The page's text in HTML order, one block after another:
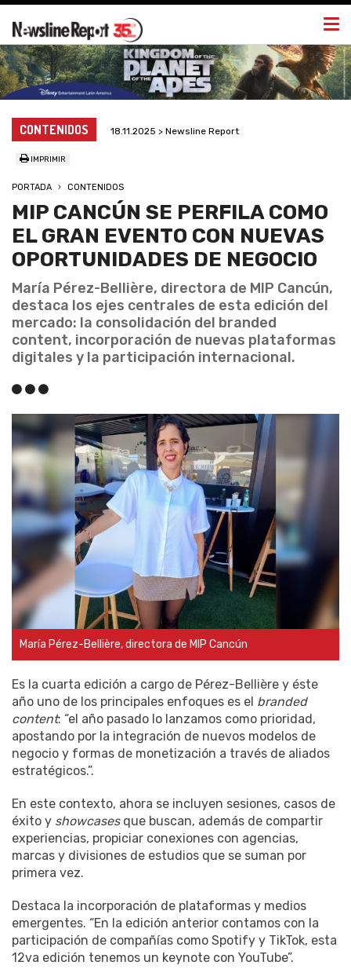
CONTENIDOS 18.11.2025 > Newsline Report
IMPRIMIR
PORTADA CONTENIDOS
MIP CANCÚN SE PERFILA COMO
EL GRAN EVENTO CON NUEVAS
OPORTUNIDADES DE NEGOCIO
María Pérez-Bellière, directora de MIP Cancún,
destaca los ejes centrales de esta edición del
mercado: la consolidación del branded
content, incorporación de nuevas plataformas
digitales y la participación internacional.
María Pérez-Bellière, directora de MIP Cancún
Es la cuarta edición a cargo de Pérez-Bellière y éste
año uno de los principales enfoques es el branded
content: “el año pasado lo lanzamos como prioridad,
apostando por la integración de nuevos modelos de
negocio y formas de monetización a través de aliados
estratégicos.”.
En este contexto, ahora se incluyen sesiones, casos de
éxito y showcases que buscan, además de compartir
experiencias, propiciar conexiones con agencias,
marcas y divisiones de estudios que se suman por
primera vez.
Destaca la incorporación de plataformas y medios
emergentes. “En la edición anterior contamos con la
participación de compañías como Spotify y TikTok, esta
12va edición tenemos un keynote con YouTube”.